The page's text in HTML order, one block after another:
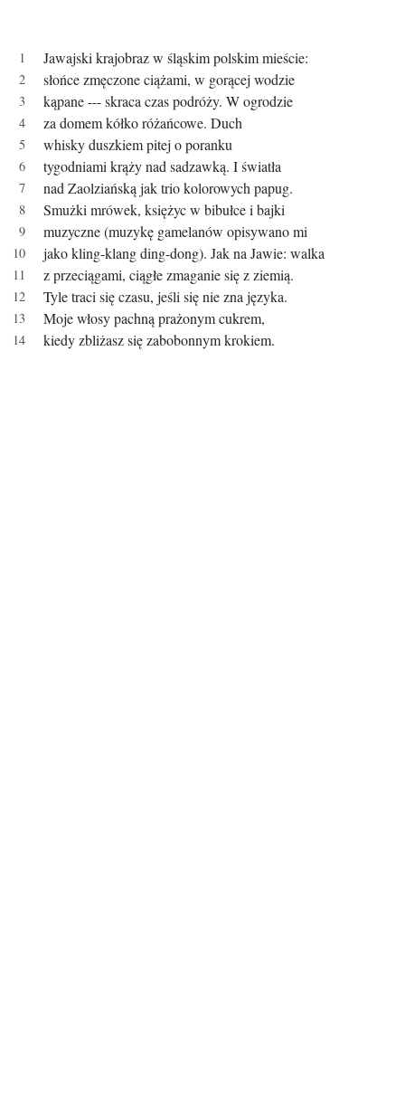
Jawajski krajobraz w śląskim polskim mieście:
słońce zmęczone ciążami, w gorącej wodzie
kąpane --- skraca czas podróży. W ogrodzie
za domem kółko różańcowe. Duch
whisky duszkiem pitej o poranku
tygodniami krąży nad sadzawką. I światła
nad Zaolziańską jak trio kolorowych papug.
Smużki mrówek, księżyc w bibułce i bajki
muzyczne (muzykę gamelanów opisywano mi
jako kling-klang ding-dong). Jak na Jawie: walka
z przeciągami, ciągłe zmaganie się z ziemią.
Tyle traci się czasu, jeśli się nie zna języka.
Moje włosy pachną prażonym cukrem,
kiedy zbliżasz się zabobonnym krokiem.